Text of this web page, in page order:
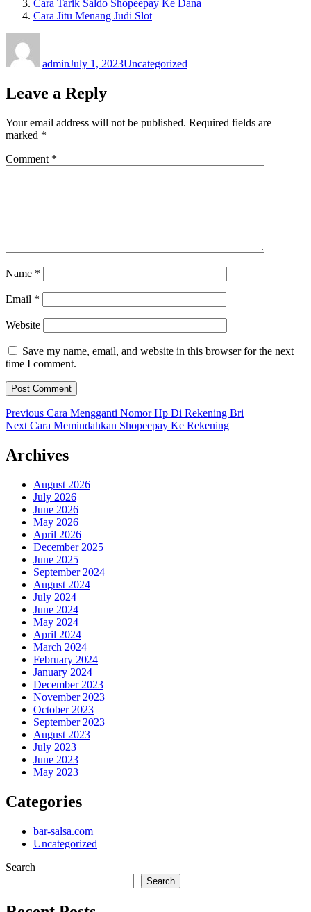
Cara Tarik Saldo Shopeepay Ke Dana
Cara Jitu Menang Judi Slot
adminJuly 1, 2023Uncategorized
Leave a Reply
Your email address will not be published. Required fields are
marked *
Comment *
Name *
Email *
Website
Save my name, email, and website in this browser for the next
time I comment.
Post
navigation
Previous Previous
post:
Cara Mengganti Nomor Hp Di Rekening Bri
Next Next
Cara Memindahkan Shopeepay Ke Rekening
Archives
August 2026
July 2026
June 2026
May 2026
April 2026
December 2025
June 2025
September 2024
August 2024
July 2024
June 2024
May 2024
April 2024
March 2024
February 2024
January 2024
December 2023
November 2023
October 2023
September 2023
August 2023
July 2023
June 2023
May 2023
Categories
bar-salsa.com
Uncategorized
Search
Search